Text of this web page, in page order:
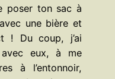
poser ton sac à
une bière et
! Du coup, j’ai
eux, à me
à l’entonnoir,